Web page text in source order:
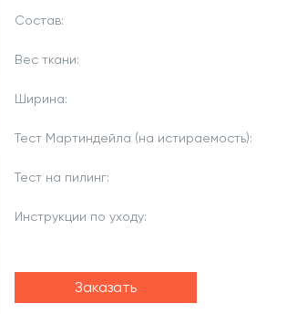
Состав:
Вес ткани:
Ширина:
Тест Мартиндейла (на истираемость):
Тест на пилинг:
Инструкции по уходу:
Заказать